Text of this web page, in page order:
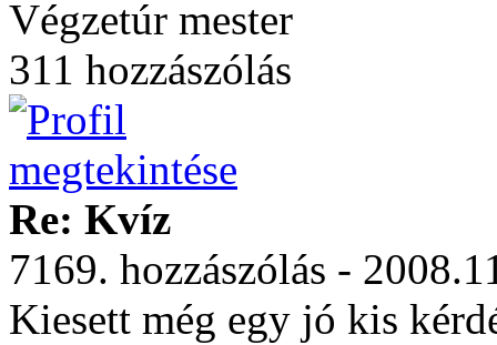
Végzetúr mester
311 hozzászólás
Re: Kvíz
7169. hozzászólás -
Kiesett még egy jó kis